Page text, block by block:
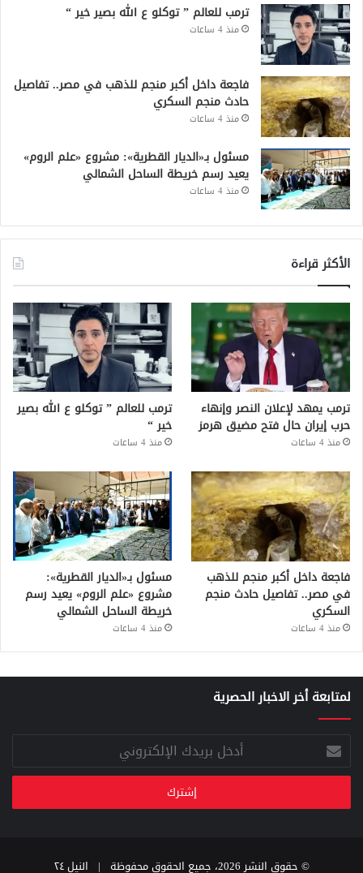
ترمب للعالم ” توكلو ع الله بصير خير “
منذ 4 ساعات
فاجعة داخل أكبر منجم للذهب في مصر.. تفاصيل
حادث منجم السكري
منذ 4 ساعات
مسئول بـ«الديار القطرية»: مشروع «علم الروم»
يعيد رسم خريطة الساحل الشمالي
منذ 4 ساعات
الأكثر قراءة
ترمب يمهد لإعلان النصر وإنهاء
حرب إيران حال فتح مضيق هرمز
منذ 4 ساعات
ترمب للعالم ” توكلو ع الله بصير
خير “
منذ 4 ساعات
فاجعة داخل أكبر منجم للذهب
في مصر.. تفاصيل حادث منجم
السكري
منذ 4 ساعات
مسئول بـ«الديار القطرية»:
مشروع «علم الروم» يعيد رسم
خريطة الساحل الشمالي
منذ 4 ساعات
لمتابعة أخر الاخبار الحصرية
أدخل
بريدك
الإلكتروني
© حقوق النشر 2026، جميع الحقوق محفوظة | النيل ٢٤